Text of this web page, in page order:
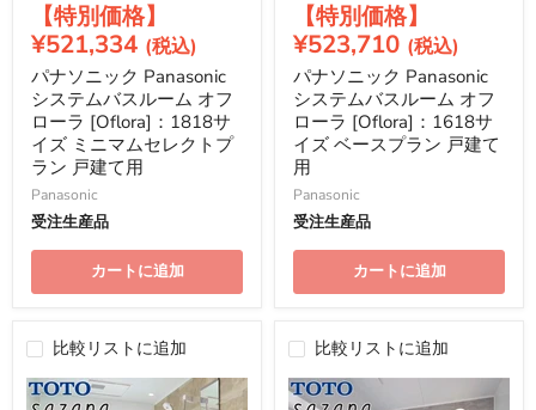
価
格
在
の
価
格
¥521,334
パナソニック Panasonic
システムバスルーム オフ
ローラ [Oflora]：1818サ
イズ ミニマムセレクトプ
ラン 戸建て用
Panasonic
受注生産品
カートに追加
価
格
在
の
価
格
¥523,710
パナソニック Panasonic
システムバスルーム オフ
ローラ [Oflora]：1618サ
イズ ベースプラン 戸建て
用
Panasonic
受注生産品
カートに追加
比較リストに追加 比較リストに追加